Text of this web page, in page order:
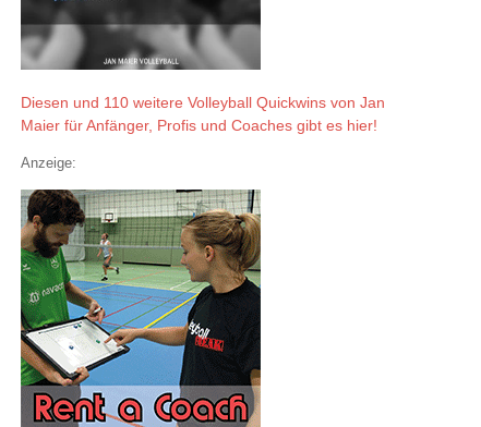
Diesen und 110 weitere Volleyball Quickwins von Jan
Maier für Anfänger, Profis und Coaches gibt es hier!
Anzeige: